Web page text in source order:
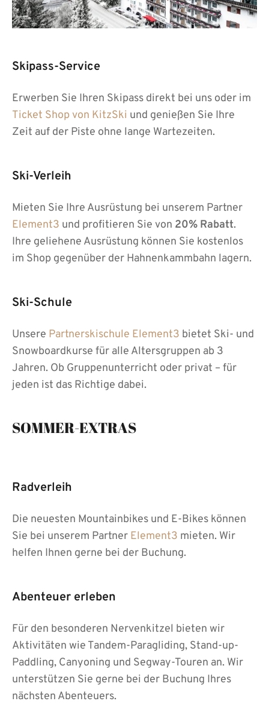
Skipass-Service
Erwerben Sie Ihren Skipass direkt bei uns oder im
Ticket Shop von KitzSki und genießen Sie Ihre
Zeit auf der Piste ohne lange Wartezeiten.
Ski-Verleih
Mieten Sie Ihre Ausrüstung bei unserem Partner
Element3 und profitieren Sie von 20% Rabatt.
Ihre geliehene Ausrüstung können Sie kostenlos
im Shop gegenüber der Hahnenkammbahn lagern.
Ski-Schule
Unsere Partnerskischule Element3 bietet Ski- und
Snowboardkurse für alle Altersgruppen ab 3
Jahren. Ob Gruppenunterricht oder privat – für
jeden ist das Richtige dabei.
SOMMER-EXTRAS
Radverleih
Die neuesten Mountainbikes und E-Bikes können
Sie bei unserem Partner Element3 mieten. Wir
helfen Ihnen gerne bei der Buchung.
Abenteuer erleben
Für den besonderen Nervenkitzel bieten wir
Aktivitäten wie Tandem-Paragliding, Stand-up-
Paddling, Canyoning und Segway-Touren an. Wir
unterstützen Sie gerne bei der Buchung Ihres
nächsten Abenteuers.